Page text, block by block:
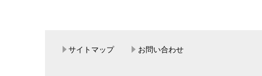
サイトマップ お問い合わせ